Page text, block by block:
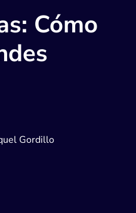
Cómo
Gordillo